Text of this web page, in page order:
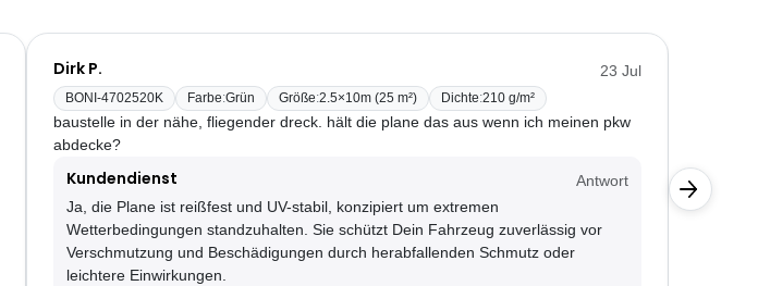
Dirk P. 23 Jul
BONI-4702520K Farbe:Grün Größe:2.5×10m (25 m²) Dichte:210 g/m²
baustelle in der nähe, fliegender dreck. hält die plane das aus wenn ich meinen pkw
abdecke?
Kundendienst
Antwort
Ja, die Plane ist reißfest und UV-stabil, konzipiert um extremen
Wetterbedingungen standzuhalten. Sie schützt Dein Fahrzeug zuverlässig vor
Verschmutzung und Beschädigungen durch herabfallenden Schmutz oder
leichtere Einwirkungen.
Die